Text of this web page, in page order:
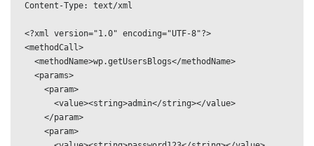
Content-Type: text/xml
<?xml version="1.0" encoding="UTF-8"?>
<methodCall>